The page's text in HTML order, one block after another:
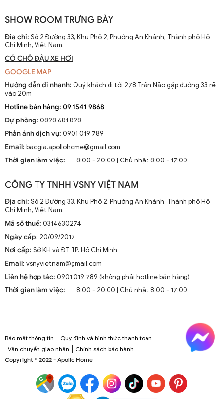
SHOW ROOM TRƯNG BÀY
Địa chỉ: Số 2 Đường 33, Khu Phố 2, Phường An Khánh, Thành phố Hồ
Chí Minh, Việt Nam.
CÓ CHỖ ĐẬU XE HƠI
GOOGLE MAP
Hướng dẫn đi nhanh: Quý khách đi tới 278 Trần Não gặp đường 33 rẽ
vào 20m
Hotline bán hàng: 09 1541 9868
Dự phòng: 0898 681 898
Phản ánh dịch vụ: 0901 019 789
Email: baogia.apollohome@gmail.com
Thời gian làm việc:
8:00 - 20:00 | Chủ nhật 8:00 - 17:00
CÔNG TY TNHH VSNY VIỆT NAM
Địa chỉ: Số 2 Đường 33, Khu Phố 2, Phường An Khánh, Thành phố Hồ
Chí Minh, Việt Nam.
Mã số thuế: 0314630274
Ngày cấp: 20/09/2017
Nơi cấp: Sở KH và ĐT TP. Hồ Chí Minh
Email: vsnyvietnam@gmail.com
Liên hệ hợp tác: 0901 019 789 (không phải hotline bán hàng)
Thời gian làm việc:
8:00 - 20:00 | Chủ nhật 8:00 - 17:00
Bảo mật thông tin
Quy định và hình thức thanh toán
Vận chuyển giao nhận
Chính sách bảo hành
Copyright © 2022 - Apollo Home